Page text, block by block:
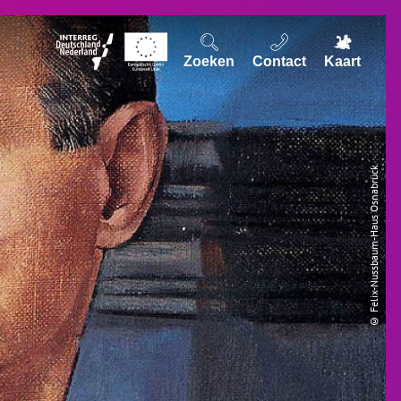
Zoeken Contact Kaart
© Felix-Nussbaum-Haus Osnabrück